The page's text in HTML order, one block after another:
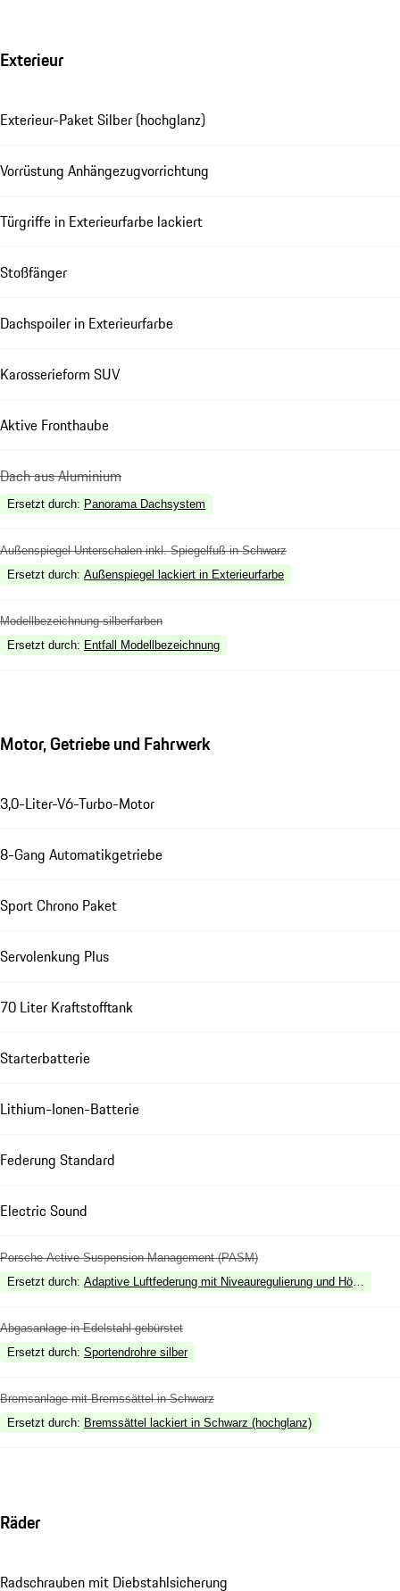
Exterieur
Exterieur-Paket Silber (hochglanz)
Vorrüstung Anhängezugvorrichtung
Türgriffe in Exterieurfarbe lackiert
Stoßfänger
Dachspoiler in Exterieurfarbe
Karosserieform SUV
Aktive Fronthaube
Dach aus Aluminium
Ersetzt durch: Panorama Dachsystem
Außenspiegel Unterschalen inkl. Spiegelfuß in Schwarz
Ersetzt durch: Außenspiegel lackiert in Exterieurfarbe
Modellbezeichnung silberfarben
Ersetzt durch: Entfall Modellbezeichnung
Motor, Getriebe und Fahrwerk
3,0-Liter-V6-Turbo-Motor
8-Gang Automatikgetriebe
Sport Chrono Paket
Servolenkung Plus
70 Liter Kraftstofftank
Starterbatterie
Lithium-Ionen-Batterie
Federung Standard
Electric Sound
Porsche Active Suspension Management (PASM)
Ersetzt durch: Adaptive Luftfederung mit Niveauregulierung und
Abgasanlage in Edelstahl gebürstet
Ersetzt durch: Sportendrohre silber
Bremsanlage mit Bremssättel in Schwarz
Ersetzt durch: Bremssättel lackiert in Schwarz (hochglanz)
Räder
Radschrauben mit Diebstahlsicherung